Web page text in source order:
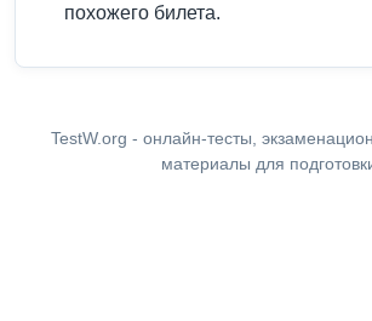
похожего билета.
TestW.org - онлайн-тесты,
материалы для